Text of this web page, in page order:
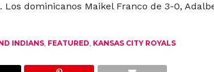
dominicanos Maikel Franco de 3-0,
INDIANS, FEATURED, KANSAS CITY ROYALS